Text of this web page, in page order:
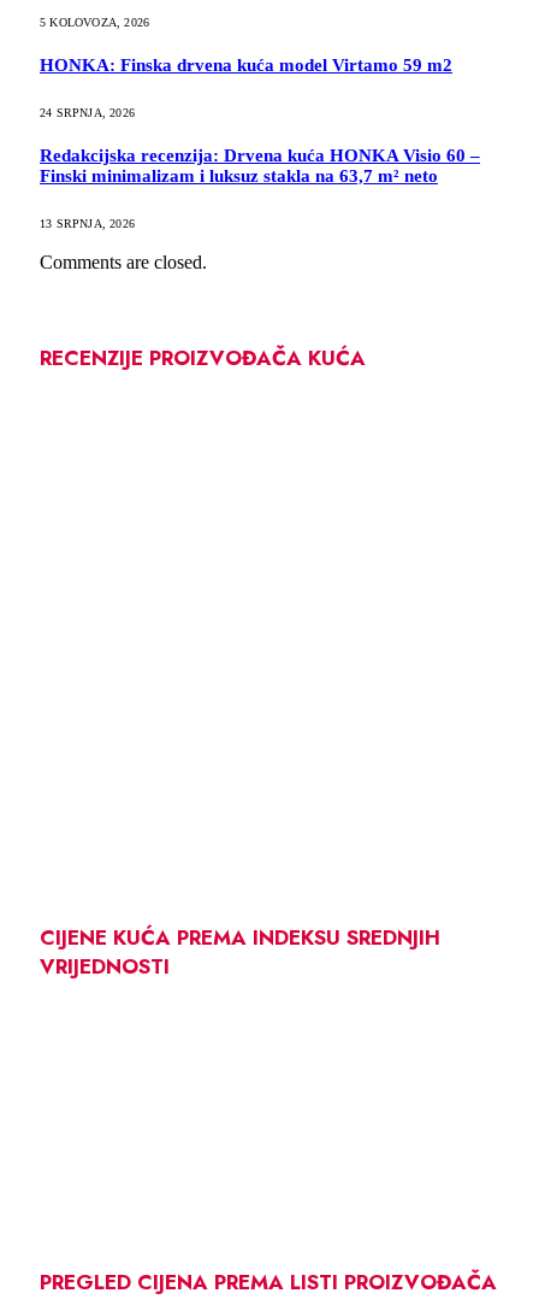
5 KOLOVOZA, 2026
HONKA: Finska drvena kuća model Virtamo 59 m2
24 SRPNJA, 2026
Redakcijska recenzija: Drvena kuća HONKA Visio 60 –
Finski minimalizam i luksuz stakla na 63,7 m² neto
13 SRPNJA, 2026
Comments are closed.
RECENZIJE PROIZVOĐAČA KUĆA
CIJENE KUĆA PREMA INDEKSU SREDNJIH
VRIJEDNOSTI
PREGLED CIJENA PREMA LISTI PROIZVOĐAČA